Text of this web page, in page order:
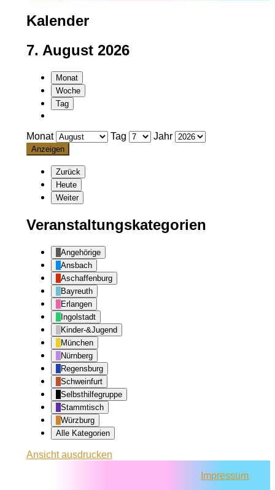
Kalender
7. August 2026
Monat
Woche
Tag
Monat Tag Jahr
Zurück
Heute
Weiter
Veranstaltungskategorien
Angehörige
Ansbach
Aschaffenburg
Bayreuth
Erlangen
Ingolstadt
Kinder-&Jugend
München
Nürnberg
Regensburg
Schweinfurt
Selbsthilfegruppe
Stammtisch
Würzburg
Alle Kategorien
Ansichtausdrucken
Impressum